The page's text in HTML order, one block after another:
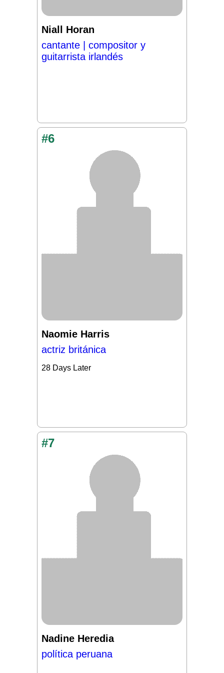
Niall Horan
cantante | compositor y
guitarrista irlandés
#6
Naomie Harris
actriz británica
28 Days Later
#7
Nadine Heredia
política peruana